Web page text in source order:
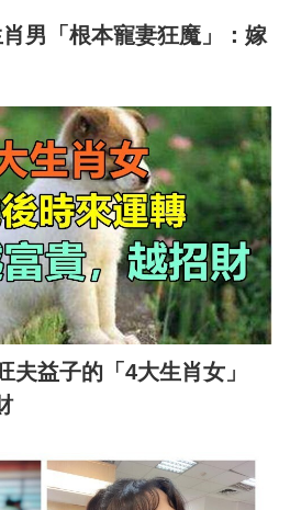
男「根本寵妻狂魔」：嫁
夫益子的「4大生肖女」